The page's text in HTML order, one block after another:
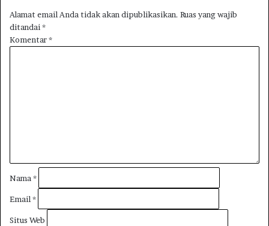
Alamat email Anda tidak akan dipublikasikan. Ruas yang wajib
ditandai *
Komentar*
Nama *
Email *
Situs Web